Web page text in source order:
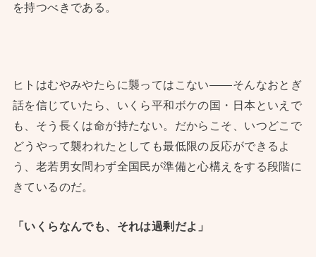
を持つべきである。
ヒトはむやみやたらに襲ってはこない——そんなおとぎ
話を信じていたら、いくら平和ボケの国・日本といえで
も、そう長くは命が持たない。だからこそ、いつどこで
どうやって襲われたとしても最低限の反応ができるよ
う、老若男女問わず全国民が準備と心構えをする段階に
きているのだ。
「いくらなんでも、それは過剰だよ」